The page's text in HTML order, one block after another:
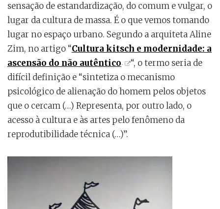
sensação de estandardização, do comum e vulgar, o
lugar da cultura de massa. É o que vemos tomando
lugar no espaço urbano. Segundo a arquiteta Aline
Zim, no artigo “Cultura kitsch e modernidade: a
ascensão do não autêntico
“, o termo seria de
difícil definição e “sintetiza o mecanismo
psicológico de alienação do homem pelos objetos
que o cercam (…) Representa, por outro lado, o
acesso à cultura e às artes pelo fenômeno da
reprodutibilidade técnica (…)”.